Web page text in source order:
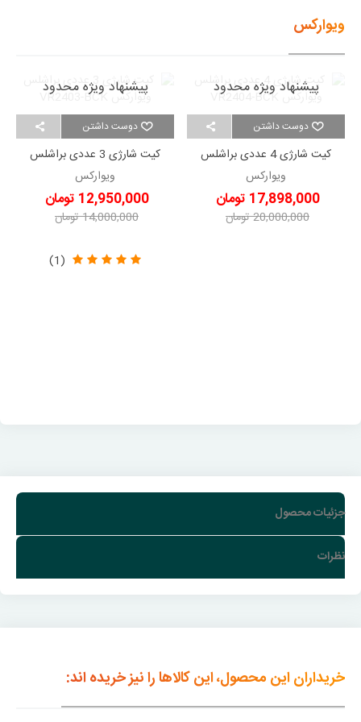
ویوارکس
دوست داشتن
پیشنهاد ویژه محدود
کیت شارژی 4 عددی براشلس
ویوارکس VR2404-BCKویوارکس
17,898,000 تومان
20,000,000 تومان
دوست داشتن
پیشنهاد ویژه محدود
کیت شارژی 3 عددی براشلس
ویوارکس VR2403-BCKویوارکس
12,950,000 تومان
14,000,000 تومان
(1)
جزئیات محصول
نظرات
خریداران این محصول، این کالاها را نیز خریده اند: